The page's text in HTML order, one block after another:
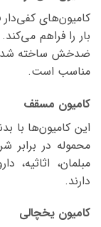
کامیون‌های
بار را فراهم
ضدخش ساخته شده
مناسب است.
کامیون مسقف
این کامیون‌ها با
محموله در
مبلمان، اثاثیه،
دارند.
کامیون یخچالی